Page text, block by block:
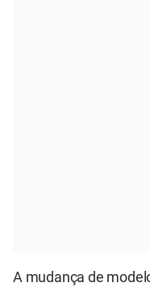
A mudança de